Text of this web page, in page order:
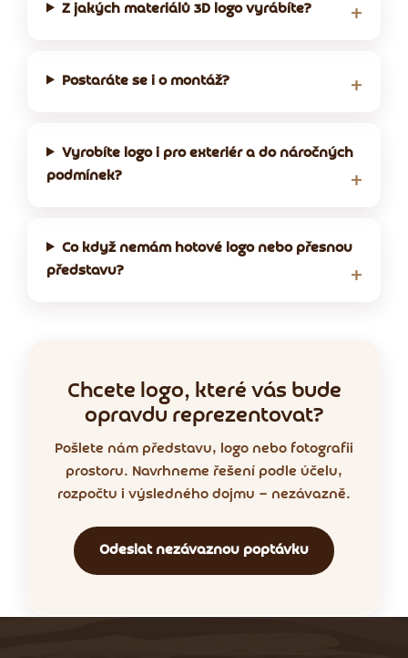
Z jakých materiálů 3D logo vyrábíte?
Postaráte se i o montáž?
Vyrobíte logo i pro exteriér a do náročných
podmínek?
Co když nemám hotové logo nebo přesnou
představu?
Chcete logo, které vás bude
opravdu reprezentovat?
Pošlete nám představu, logo nebo fotografii
prostoru. Navrhneme řešení podle účelu,
rozpočtu i výsledného dojmu — nezávazně.
Odeslat nezávaznou poptávku